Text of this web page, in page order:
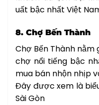
uất bậc nhất Việt
8. Chợ Bến Thành
Chợ Bến Thành nằm
chợ nổi tiếng bậc
mua bán nhộn nhịp
Đây được xem là
Sài Gòn